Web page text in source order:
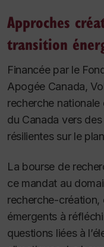
Approches
transition
Financée par le
Apogée Canada,
recherche
du Canada vers
résilientes sur le
La bourse de
ce mandat au
recherche-création,
émergents à
questions liées à